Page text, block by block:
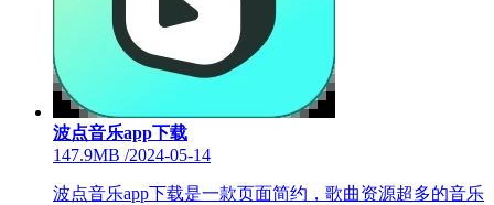
波点音乐app下载
147.9MB /2024-05-14
波点音乐app下载是一款页面简约，歌曲资源超多的音乐